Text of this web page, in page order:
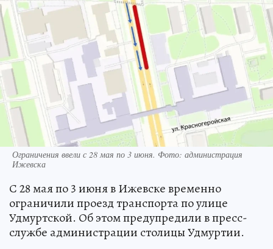
Ограничения ввели с 28 мая по 3 июня. Фото: администрация
Ижевска
С 28 мая по 3 июня в Ижевске временно
ограничили проезд транспорта по улице
Удмуртской. Об этом предупредили в пресс-
службе администрации столицы Удмуртии.